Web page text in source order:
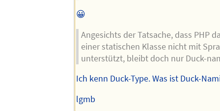
😀
Angesichts der Tatsache, dass PHP
einer statischen Klasse nicht mit
unterstützt, bleibt doch nur Duck-
Ich kenn Duck-Type. Was ist Duck-
lgmb